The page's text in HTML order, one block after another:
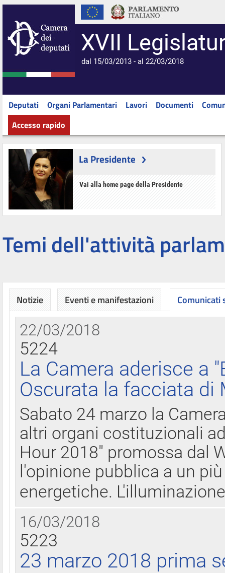
XVII
dal 15/03/2013 - al 22/03/2018
Deputati Organi Parlamentari Lavori Documenti
Accesso rapido
La Presidente
Vai alla home page della Presidente
Temi dell'attività
Notizie Eventi e manifestazioni Comunicati
22/03/2018
5224
La Camera aderisce a
Oscurata la facciata di
Sabato 24 marzo la
altri organi costituzionali
Hour 2018" promossa dal
l'opinione pubblica a un
energetiche.
16/03/2018
5223
23 marzo 2018 prima